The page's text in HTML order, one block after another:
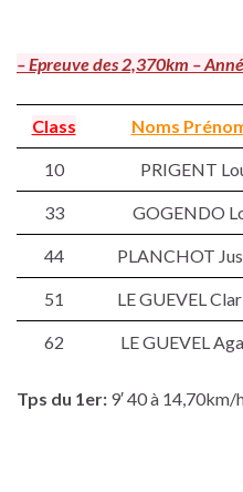
– Epreuve des 2,370km –
Class Noms
10 PRIGENT
33 GOGENDO
44 PLANCHOT
51 LE GUEVEL
62 LE GUEVEL
Tps du 1er: 9′ 40 à 14,70km/